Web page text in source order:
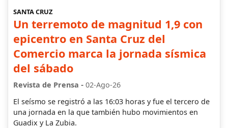
SANTA CRUZ
Un terremoto de magnitud 1,9 con
epicentro en Santa Cruz del
Comercio marca la jornada sísmica
del sábado
Revista de Prensa - 02-Ago-26
El seísmo se registró a las 16:03 horas y fue el tercero de
una jornada en la que también hubo movimientos en
Guadix y La Zubia.